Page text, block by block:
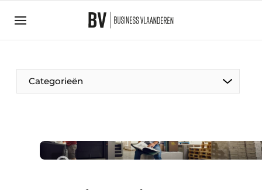
Bedrijven
Bedrijven
Direct contact
Categorieën